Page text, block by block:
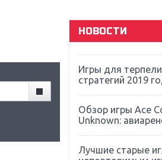
НОВОСТИ
Far Cry 5: хвалить
Игры для
стратегий 2019
Обзор игры Ace
Unknown:
Лучшие старые